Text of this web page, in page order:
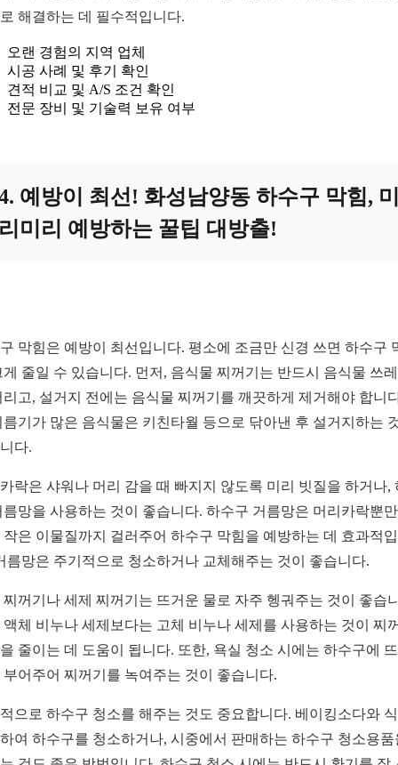
해결하는 데 필수적입니다.
오랜 경험의 지역 업체
시공 사례 및 후기 확인
견적 비교 및 A/S 조건 확인
전문 장비 및 기술력 보유 여부
예방이 최선! 화성남양동 하수구 막힘,
미리 예방하는 꿀팁 대방출!
막힘은 예방이 최선입니다. 평소에 조금만 신경 쓰면 하수구
게 줄일 수 있습니다. 먼저, 음식물 찌꺼기는 반드시 음식물 쓰
리고, 설거지 전에는 음식물 찌꺼기를 깨끗하게 제거해야 합니
름기가 많은 음식물은 키친타월 등으로 닦아낸 후 설거지하는
다.
락은 샤워나 머리 감을 때 빠지지 않도록 미리 빗질을 하거나,
름망을 사용하는 것이 좋습니다. 하수구 거름망은 머리카락뿐
작은 이물질까지 걸러주어 하수구 막힘을 예방하는 데 효과적
름망은 주기적으로 청소하거나 교체해주는 것이 좋습니다.
찌꺼기나 세제 찌꺼기는 뜨거운 물로 자주 헹궈주는 것이 좋습
액체 비누나 세제보다는 고체 비누나 세제를 사용하는 것이 찌
줄이는 데 도움이 됩니다. 또한, 욕실 청소 시에는 하수구에
부어주어 찌꺼기를 녹여주는 것이 좋습니다.
으로 하수구 청소를 해주는 것도 중요합니다. 베이킹소다와
여 하수구를 청소하거나, 시중에서 판매하는 하수구 청소용품